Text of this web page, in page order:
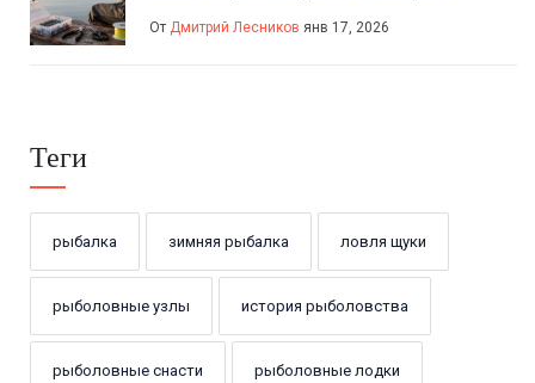
От Дмитрий Лесников янв 17, 2026
Теги
рыбалка зимняя рыбалка ловля щуки
рыболовные узлы история рыболовства
рыболовные снасти рыболовные лодки